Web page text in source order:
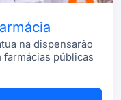
na dispensarão
públicas